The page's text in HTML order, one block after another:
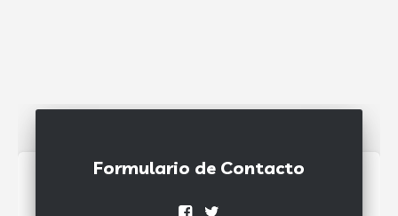
Formulario de Contacto